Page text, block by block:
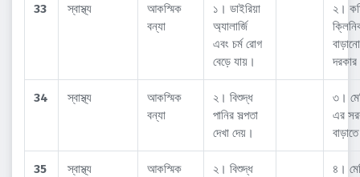
33 স্বাস্থ্য
আকস্মিক
বন্যা
১। ডাইরিয়া
অ্যালার্জি
এবং চর্ম রোগ
বেড়ে যায়।
২।
বাড়ানো
34 স্বাস্থ্য
আকস্মিক
বন্যা
২। বিশুদ্ধ
পানির সল্পতা
দেখা দেয়।
৩।
এর
35 স্বাস্থ্য
আকস্মিক
২। বিশুদ্ধ
৪।